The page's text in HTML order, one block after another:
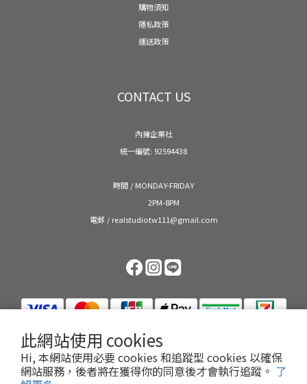
此網站使用 cookies
Hi, 本網站使用必要 cookies 和追蹤型 cookies 以確保
網站服務，後者將在獲得你的同意後才會執行追蹤。 了
購物須知
隱私政策
運送政策
CONTACT US
內擁企業社
統一編號: 92594438
時間 / MONDAY-FRIDAY
2PM-8PM
電郵 / realstudiotw111@gmail.com